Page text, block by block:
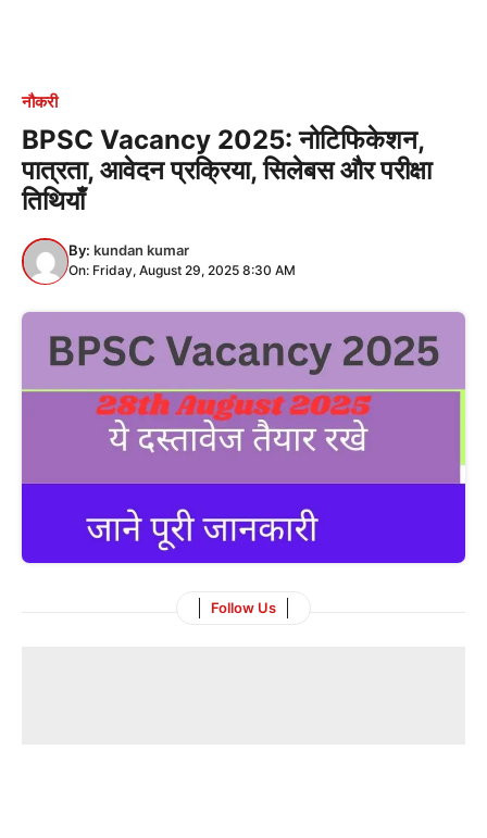
नौकरी
BPSC Vacancy 2025: नोटिफिकेशन,
पात्रता, आवेदन प्रक्रिया, सिलेबस और परीक्षा
तिथियाँ
By: kundan kumar
On: Friday, August 29, 2025 8:30 AM
Follow Us